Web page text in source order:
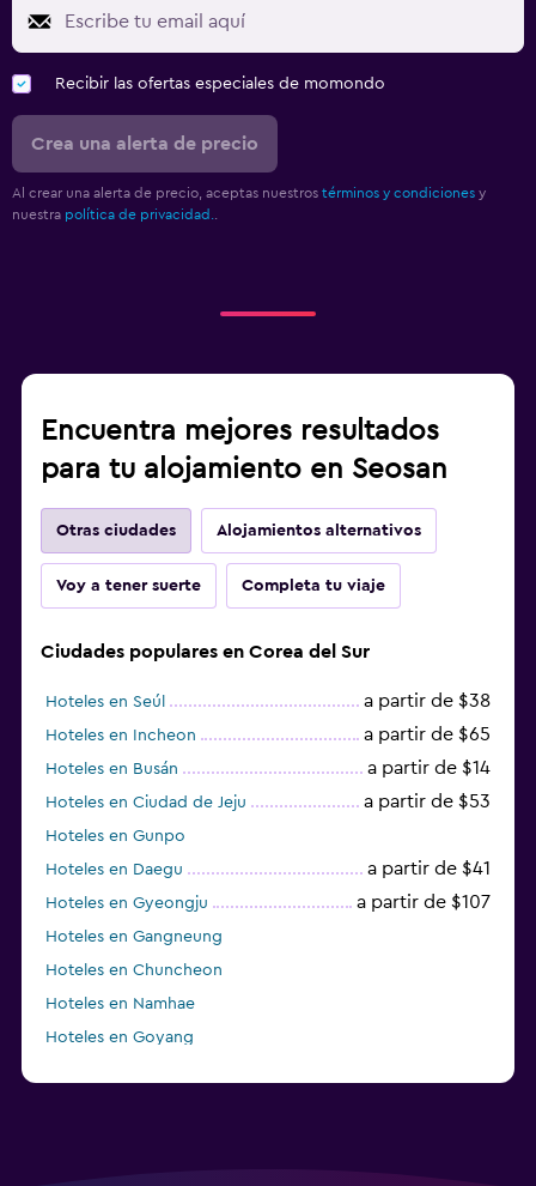
Recibir las ofertas especiales de momondo
Crea una alerta de precio
Al crear una alerta de precio, aceptas nuestros términos y condiciones y
nuestra política de privacidad.
Encuentra mejores resultados
para tu alojamiento en Seosan
Otras ciudades Alojamientos alternativos
Voy a tener suerte Completa tu viaje
Ciudades populares en Corea del Sur
Hoteles en Seúl a partir de $38
Hoteles en Incheon a partir de $65
Hoteles en Busán a partir de $14
Hoteles en Ciudad de Jeju a partir de $53
Hoteles en Gunpo
Hoteles en Daegu
a partir de $41
Hoteles en Gyeongju a partir de $107
Hoteles en Gangneung
Hoteles en Chuncheon
Hoteles en Namhae
Hoteles en Goyang